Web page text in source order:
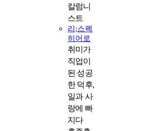
칼럼니
스트
리;스펙
히어로
취미가
직업이
된 성공
한 덕후,
일과 사
랑에 빠
지다